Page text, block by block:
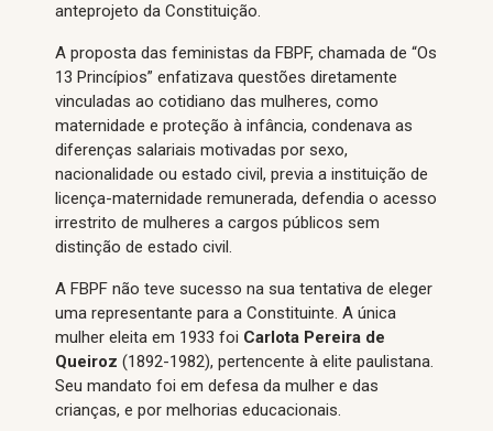
anteprojeto da Constituição.
A proposta das feministas da FBPF, chamada de “Os
13 Princípios” enfatizava questões diretamente
vinculadas ao cotidiano das mulheres, como
maternidade e proteção à infância, condenava as
diferenças salariais motivadas por sexo,
nacionalidade ou estado civil, previa a instituição de
licença-maternidade remunerada, defendia o acesso
irrestrito de mulheres a cargos públicos sem
distinção de estado civil.
A FBPF não teve sucesso na sua tentativa de eleger
uma representante para a Constituinte. A única
mulher eleita em 1933 foi Carlota Pereira de
Queiroz (1892-1982), pertencente à elite paulistana.
Seu mandato foi em defesa da mulher e das
crianças, e por melhorias educacionais.